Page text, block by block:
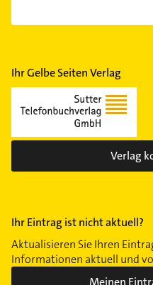
Ihr Gelbe Seiten Verlag
Verlag
Ihr Eintrag ist nicht aktuell?
Aktualisieren Sie Ihren
Informationen aktuell und
Meinen